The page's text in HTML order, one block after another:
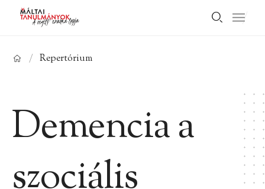
/ Repertórium
Demencia a